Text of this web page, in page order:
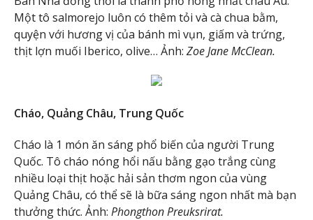
Một tô salmorejo luôn có thêm tỏi và cà chua bằm,
quyện với hương vị của bánh mì vụn, giấm và trứng,
thịt lợn muối Iberico, olive… Ảnh: Zoe Jane McClean.
Cháo, Quảng Châu, Trung Quốc
Cháo là 1 món ăn sáng phổ biến của người Trung
Quốc. Tô cháo nóng hổi nấu bằng gạo trắng cùng
nhiều loại thịt hoặc hải sản thơm ngon của vùng
Quảng Châu, có thể sẽ là bữa sáng ngon nhất mà bạn
thưởng thức. Ảnh: Phongthon Preuksrirat.